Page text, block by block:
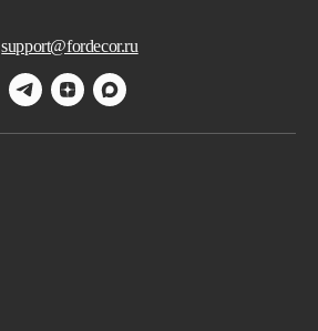
support@fordecor.ru